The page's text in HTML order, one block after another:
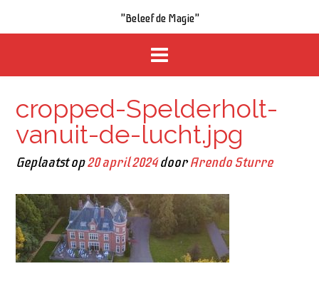
"Beleef de Magie"
cropped-Spelderholt-
vanuit-de-lucht.jpg
Geplaatst op20 april 2024doorArendo Sturre